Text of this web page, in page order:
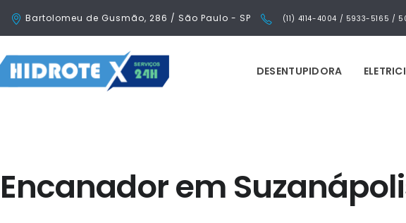
Bartolomeu de Gusmão, 286 / São Paulo - SP (11) 4114-4004 / 5933-5165 /
DESENTUPIDORA
Encanador em